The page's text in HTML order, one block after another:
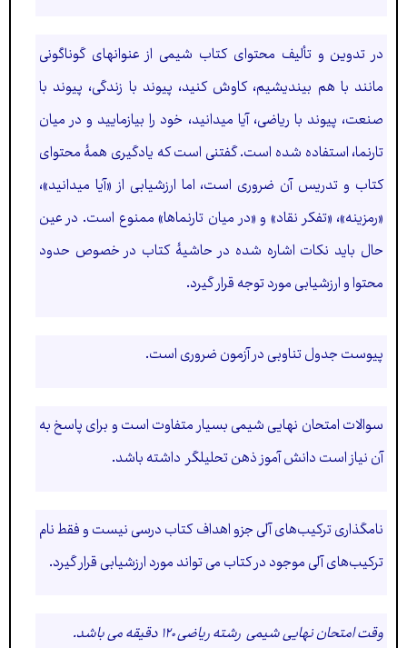
در تدوین و تألیف محتوای کتاب شیمی از عنوانهای گوناگونی
مانند با هم بیندیشیم، کاوش کنید، پیوند با زندگی، پیوند با
صنعت، پیوند با ریاضی، آیا میدانید، خود را بیازمایید و در میان
تارنما، استفاده شده است. گفتنی است که یادگیری همۀ محتوای
کتاب و تدریس آن ضروری است، اما ارزشیابی از «آیا میدانید»،
«رمزینه»، «تفکر نقاد» و «در میان تارنماها» ممنوع است. در عین
حال باید نكات اشاره شده در حاشیۀ کتاب در خصوص حدود
محتوا و ارزشیابی مورد توجه قرار گیرد.
پیوست جدول تناوبی در آزمون ضروری است.
سوالات امتحان نهایی شیمی بسیار متفاوت است و برای پاسخ به
آن نیاز است دانش آموز ذهن تحلیلگر داشته باشد.
نامگذاری ترکیب‌های آلی جزو اهداف کتاب درسی نیست و فقط نام
ترکیب‌های آلی موجود در کتاب می تواند مورد ارزشیابی قرار گیرد.
وقت امتحان نهایی شیمی رشته ریاضی ۱۲۰ دقیقه می باشد.